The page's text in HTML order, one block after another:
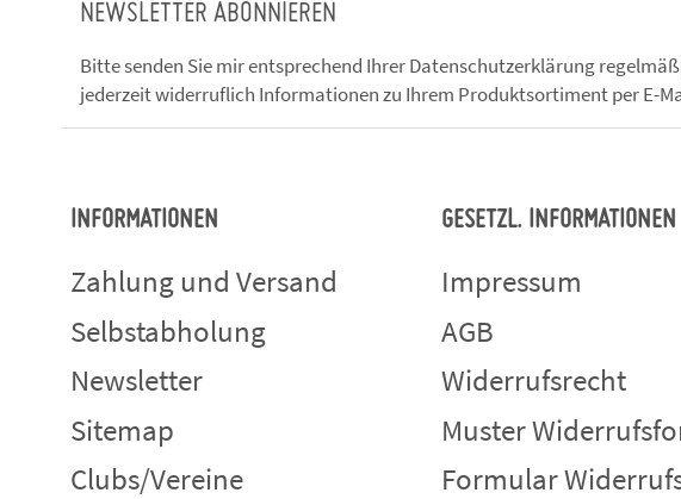
NEWSLETTER ABONNIEREN
Bitte senden Sie mir entsprechend IhrerDatenschutzerklärung
jederzeit widerruflich Informationen zu Ihrem Produktsortiment per E-
INFORMATIONEN
Zahlung und Versand
Selbstabholung
Newsletter
Sitemap
Clubs/Vereine
GESETZL. INFORMATIONEN
Impressum
AGB
Widerrufsrecht
Muster
Formular